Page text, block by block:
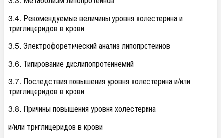
3.4. Рекомендуемые величины уровня холестерина и
триглицеридов в крови
3.5. Электрофоретический анализ липопротеинов
3.6. Типирование дислипопротеинемий
3.7. Последствия повышения уровня холестерина и/или
триглицеридов в крови
3.8. Причины повышения уровня холестерина
и/или триглицеридов в крови